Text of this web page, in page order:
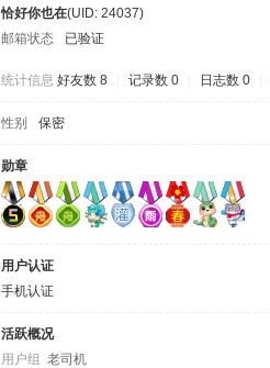
恰好你也在(UID: 24037)
邮箱状态
已验证
统计信息 好友数 8 记录数 0 日志数 0
性别 保密
勋章
用户认证
手机认证
活跃概况
用户组 老司机